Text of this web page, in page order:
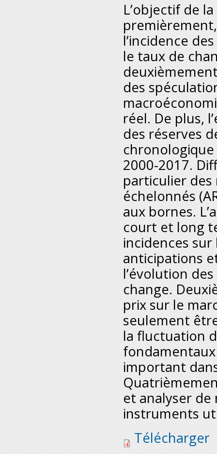
L’objectif de
l’incidence
le taux de
des
réel. De plus,
des réserves
2000-2017.
particulier
échelonnés
aux bornes.
court et long
incidences
anticipations
l’évolution
change.
prix sur le
seulement
la fluctuation
important
et analyser de
instruments
Télécharger